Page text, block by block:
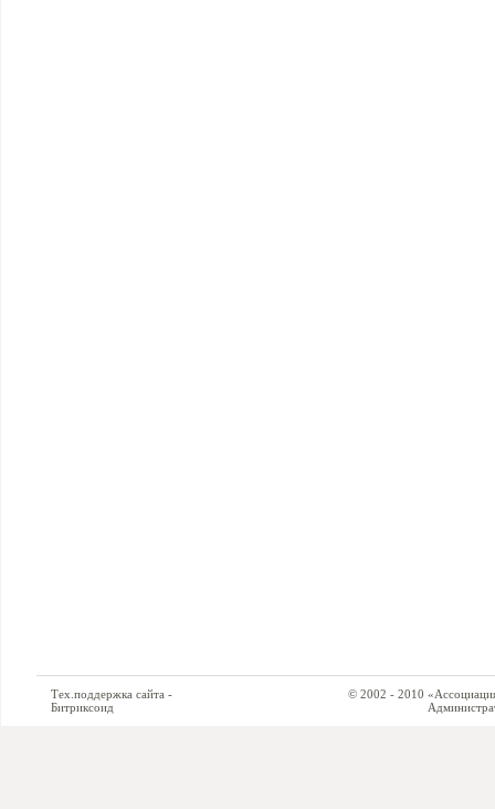
Тех.поддержка сайта -
Битриксоид
© 2002 - 2010 «Ассоциация